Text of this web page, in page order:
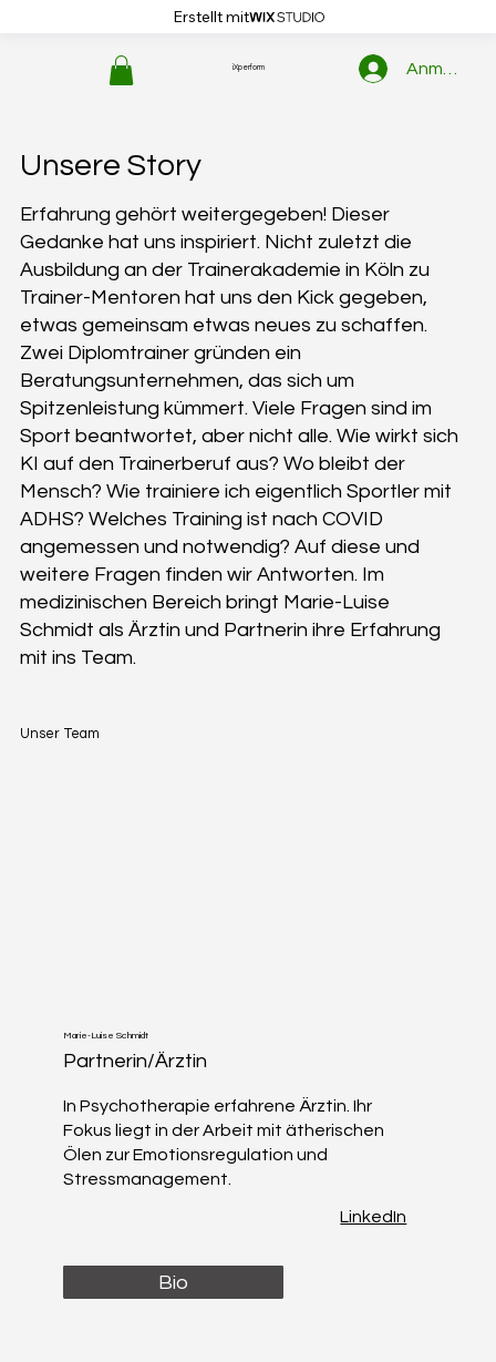
Erstellt mit
iXperform Anmelden
Unsere Story
Erfahrung gehört weitergegeben! Dieser
Gedanke hat uns inspiriert. Nicht zuletzt die
Ausbildung an der Trainerakademie in Köln zu
Trainer-Mentoren hat uns den Kick gegeben,
etwas gemeinsam etwas neues zu schaffen.
Zwei Diplomtrainer gründen ein
Beratungsunternehmen, das sich um
Spitzenleistung kümmert. Viele Fragen sind im
Sport beantwortet, aber nicht alle. Wie wirkt sich
KI auf den Trainerberuf aus? Wo bleibt der
Mensch? Wie trainiere ich eigentlich Sportler mit
ADHS? Welches Training ist nach COVID
angemessen und notwendig? Auf diese und
weitere Fragen finden wir Antworten. Im
medizinischen Bereich bringt Marie-Luise
Schmidt als Ärztin und Partnerin ihre Erfahrung
mit ins Team.
Unser Team
Marie-Luise Schmidt
Partnerin/Ärztin
In Psychotherapie erfahrene Ärztin. Ihr
Fokus liegt in der Arbeit mit ätherischen
Ölen zur Emotionsregulation und
Stressmanagement.
LinkedIn
Bio